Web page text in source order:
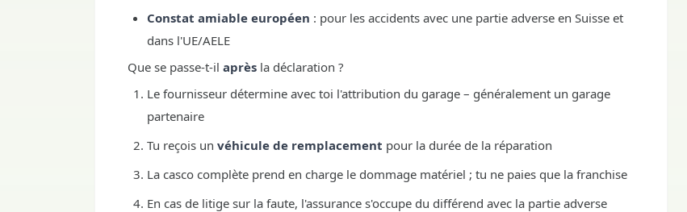
Constat amiable européen : pour les accidents avec une partie adverse en Suisse et
dans l'UE/AELE
Que se passe-t-il après la déclaration ?
Le fournisseur détermine avec toi l'attribution du garage – généralement un garage
partenaire
Tu reçois un véhicule de remplacement pour la durée de la réparation
La casco complète prend en charge le dommage matériel ; tu ne paies que la franchise
En cas de litige sur la faute, l'assurance s'occupe du différend avec la partie adverse